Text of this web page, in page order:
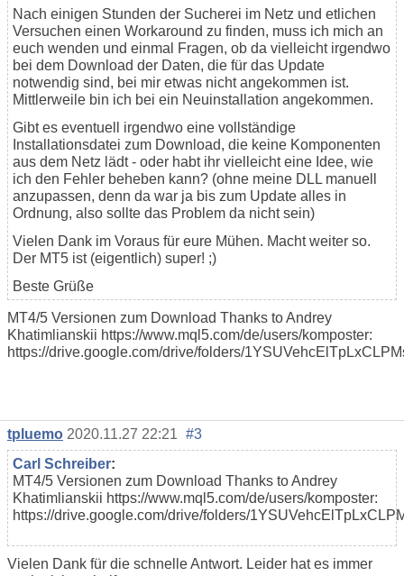
Nach einigen Stunden der Sucherei im Netz und etlichen
Versuchen einen Workaround zu finden, muss ich mich an
euch wenden und einmal Fragen, ob da vielleicht irgendwo
bei dem Download der Daten, die für das Update
notwendig sind, bei mir etwas nicht angekommen ist.
Mittlerweile bin ich bei ein Neuinstallation angekommen.
Gibt es eventuell irgendwo eine vollständige
Installationsdatei zum Download, die keine Komponenten
aus dem Netz lädt - oder habt ihr vielleicht eine Idee, wie
ich den Fehler beheben kann? (ohne meine DLL manuell
anzupassen, denn da war ja bis zum Update alles in
Ordnung, also sollte das Problem da nicht sein)
Vielen Dank im Voraus für eure Mühen. Macht weiter so.
Der MT5 ist (eigentlich) super! ;)
Beste Grüße
MT4/5 Versionen zum Download Thanks to Andrey
Khatimlianskii https://www.mql5.com/de/users/komposter:
https://drive.google.com/drive/folders/
tpluemo 2020.11.27 22:21 #3
Carl Schreiber:
MT4/5 Versionen zum Download Thanks to Andrey
Khatimlianskii https://www.mql5.com/de/users/komposter:
https://drive.google.com/drive/folders/
Vielen Dank für die schnelle Antwort. Leider hat es immer